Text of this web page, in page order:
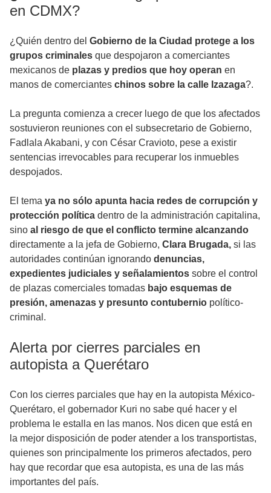
en CDMX?
¿Quién dentro del Gobierno de la Ciudad protege a los
grupos criminales que despojaron a comerciantes
mexicanos de plazas y predios que hoy operan en
manos de comerciantes chinos sobre la calle Izazaga?.
La pregunta comienza a crecer luego de que los afectados
sostuvieron reuniones con el subsecretario de Gobierno,
Fadlala Akabani, y con César Cravioto, pese a existir
sentencias irrevocables para recuperar los inmuebles
despojados.
El tema ya no sólo apunta hacia redes de corrupción y
protección política dentro de la administración capitalina,
sino al riesgo de que el conflicto termine alcanzando
directamente a la jefa de Gobierno, Clara Brugada, si las
autoridades continúan ignorando denuncias,
expedientes judiciales y señalamientos sobre el control
de plazas comerciales tomadas bajo esquemas de
presión, amenazas y presunto contubernio político-
criminal.
Alerta por cierres parciales en
autopista a Querétaro
Con los cierres parciales que hay en la autopista México-
Querétaro, el gobernador Kuri no sabe qué hacer y el
problema le estalla en las manos. Nos dicen que está en
la mejor disposición de poder atender a los transportistas,
quienes son principalmente los primeros afectados, pero
hay que recordar que esa autopista, es una de las más
importantes del país.